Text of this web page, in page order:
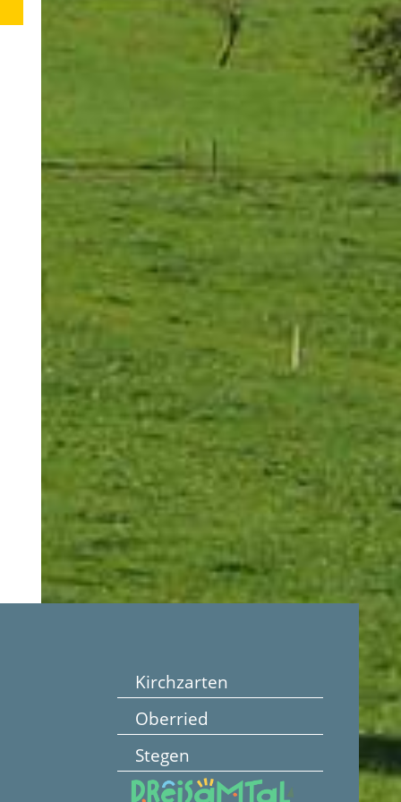
Kirchzarten
Oberried
Stegen